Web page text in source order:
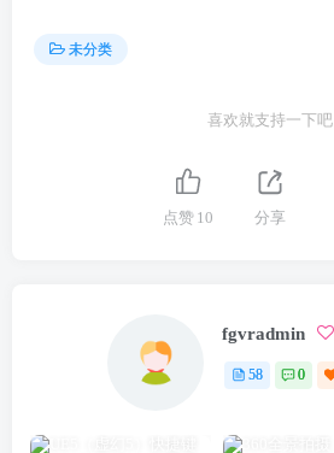
未分类
喜欢就支持一下吧
点赞 10 分享
fgvradmin
58 0